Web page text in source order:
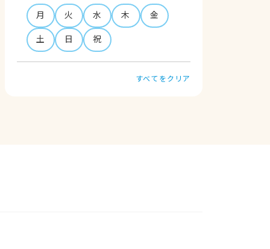
月 火 水 木
金
土
日 祝
すべてをクリア